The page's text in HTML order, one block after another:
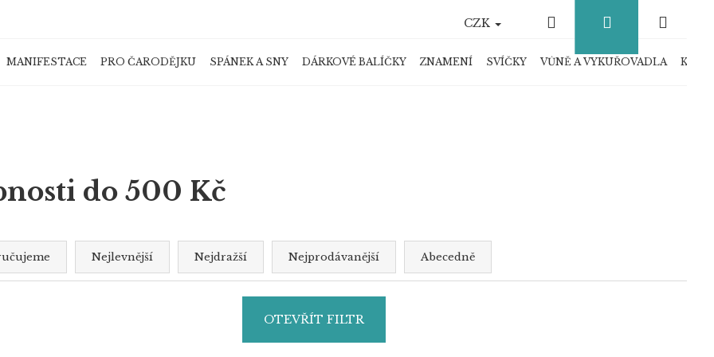
MANIFESTACE PRO ČARODĚJKU SPÁNEK A SNY DÁRKOVÉ BALÍČKY ZNAMENÍ SVÍČKY VŮNĚ A VYKUŘOVADLA
CZK Hledat Přihlášení
košík
do 500 Kč
Nejlevnější Nejdražší Nejprodávanější Abecedně
OTEVŘÍT FILTR
HLEDAT
Doporučujeme